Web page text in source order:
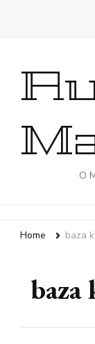
O
Home baza